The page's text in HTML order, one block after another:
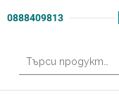
0888409813
за: